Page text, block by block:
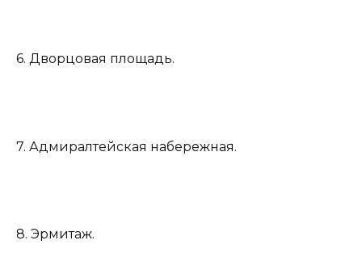
6. Дворцовая площадь.
7. Адмиралтейская набережная.
8. Эрмитаж.